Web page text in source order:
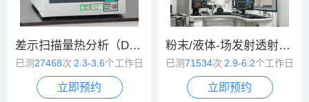
差示扫描量热分析（DSC）
已测27468次 2.3-3.6个工作日
立即预约
粉末/液体-场发射透射电镜（TEM）
已测71534次 2.9-6.2个工作日
立即预约